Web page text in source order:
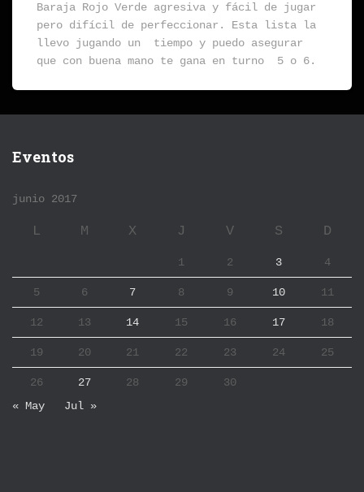
Baraja Rojo Verde agresiva y fácil de jugar
pero difícil de perfeccionar. Esta lista la
llevo jugando un tiempo y puedo asegurar
que con buena mano te gana en turno 5 o 6.
Eventos
junio 2017
L M X J V S D
1 2 3 4
5 6 7 8 9 10 11
12 13 14 15 16 17 18
19 20 21 22 23 24 25
26 27 28 29
30
« May
Jul »